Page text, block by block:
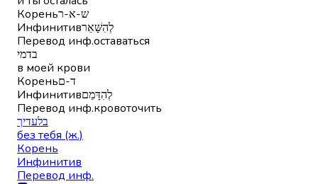
Кореньש-א-ר
Инфинитивלְהִשָּׁאֵר
Перевод инф.оставаться
בדמי
в моей крови
Кореньד-ם
Инфинитивלְהִדָּמֵם
Перевод инф.кровоточить
בלעדיך
без тебя (ж.)
Корень
Инфинитив
Перевод инф.